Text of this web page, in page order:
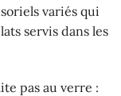
variés qui
servis dans les
pas au verre :